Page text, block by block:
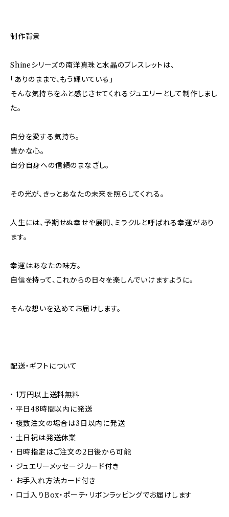
制作背景
Shineシリーズの南洋真珠と水晶のブレスレットは、
「ありのままで、もう輝いている」
そんな気持ちをふと感じさせてくれるジュエリーとして制作しまし
た。
自分を愛する気持ち。
豊かな心。
自分自身への信頼のまなざし。
その光が、きっとあなたの未来を照らしてくれる。
人生には、予期せぬ幸せや展開、ミラクルと呼ばれる幸運があり
ます。
幸運はあなたの味方。
自信を持って、これからの日々を楽しんでいけますように。
そんな想いを込めてお届けします。
配送・ギフトについて
• 1万円以上送料無料
• 平日48時間以内に発送
• 複数注文の場合は3日以内に発送
• 土日祝は発送休業
• 日時指定はご注文の2日後から可能
• ジュエリーメッセージカード付き
• お手入れ方法カード付き
• ロゴ入りBox・ポーチ・リボンラッピングでお届けします